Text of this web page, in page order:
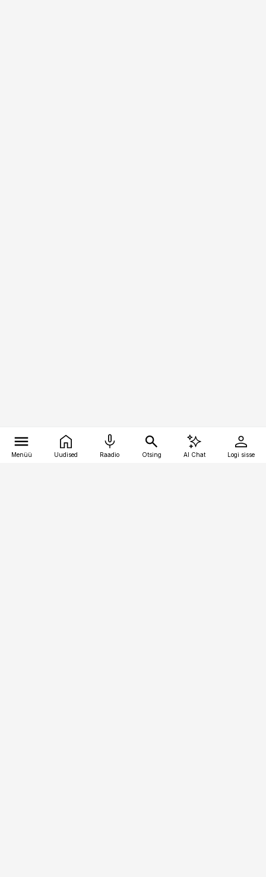
Menüü Uudised Raadio Otsing AI Chat Logi sisse